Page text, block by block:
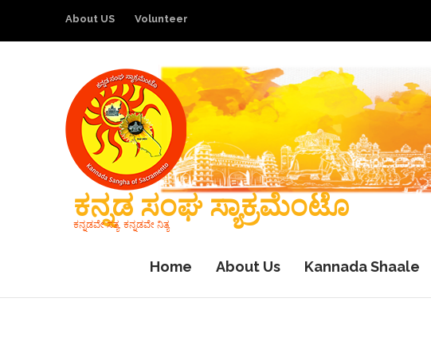
About US Volunteer
ಕನ್ನಡ ಸಂಘ ಸ್ಯಾಕ್ರಮೆಂಟೊ
ಕನ್ನಡವೇ ಸತ್ಯ, ಕನ್ನಡವೇ ನಿತ್ಯ
Home About Us Kannada Shaale